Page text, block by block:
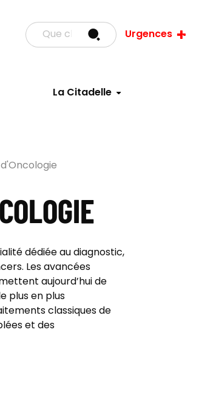
La Citadelle
Urgences
dédiée au diagnostic,
Les avancées
aujourd’hui de
plus en plus
classiques de
et des